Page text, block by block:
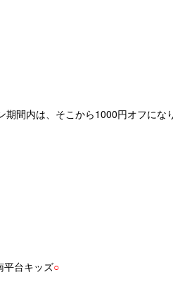
間内は、そこから1000円オフにな
平台キッズ○